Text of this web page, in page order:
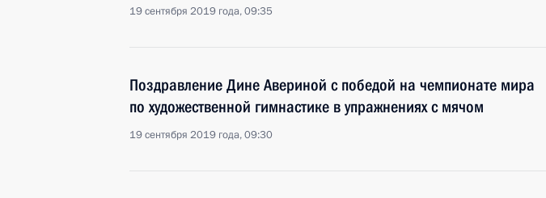
19 сентября 2019 года, 09:35
Поздравление Дине Авериной с победой на чемпионате мира
по художественной гимнастике в упражнениях с мячом
19 сентября 2019 года, 09:30